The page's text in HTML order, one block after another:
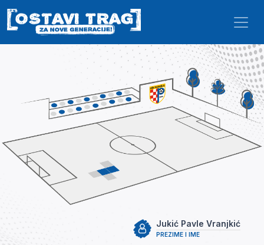
Skip to main content
PREZIME I IME
Jukić Pavle Vranjkić